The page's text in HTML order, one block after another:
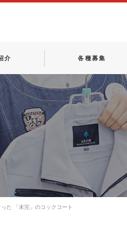
介 各種募集
た 「未完」のコックコート